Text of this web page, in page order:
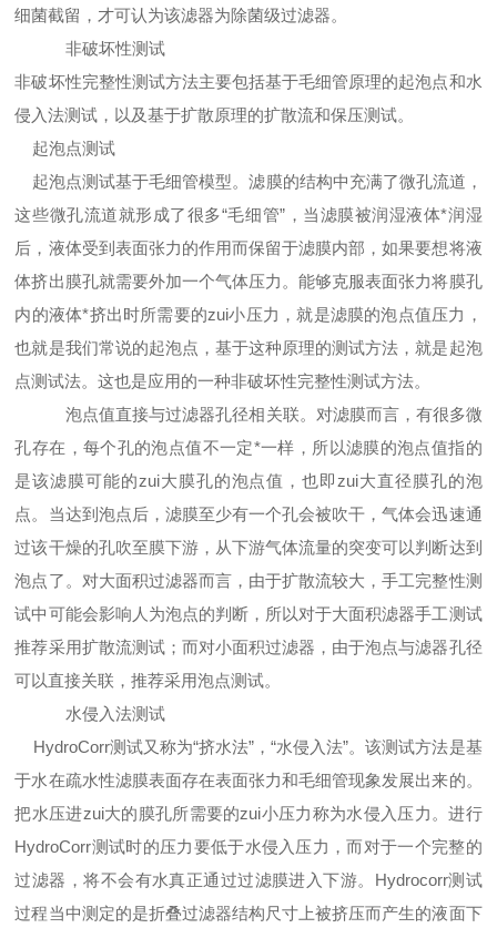
细菌截留，才可认为该滤器为除菌级过滤器。
非破坏性测试
非破坏性完整性测试方法主要包括基于毛细管原理的起泡点和水
侵入法测试，以及基于扩散原理的扩散流和保压测试。
起泡点测试
起泡点测试基于毛细管模型。滤膜的结构中充满了微孔流道，
这些微孔流道就形成了很多“毛细管”，当滤膜被润湿液体*润湿
后，液体受到表面张力的作用而保留于滤膜内部，如果要想将液
体挤出膜孔就需要外加一个气体压力。能够克服表面张力将膜孔
内的液体*挤出时所需要的zui小压力，就是滤膜的泡点值压力，
也就是我们常说的起泡点，基于这种原理的测试方法，就是起泡
点测试法。这也是应用的一种非破坏性完整性测试方法。
泡点值直接与过滤器孔径相关联。对滤膜而言，有很多微
孔存在，每个孔的泡点值不一定*一样，所以滤膜的泡点值指的
是该滤膜可能的zui大膜孔的泡点值，也即zui大直径膜孔的泡
点。当达到泡点后，滤膜至少有一个孔会被吹干，气体会迅速通
过该干燥的孔吹至膜下游，从下游气体流量的突变可以判断达到
泡点了。对大面积过滤器而言，由于扩散流较大，手工完整性测
试中可能会影响人为泡点的判断，所以对于大面积滤器手工测试
推荐采用扩散流测试；而对小面积过滤器，由于泡点与滤器孔径
可以直接关联，推荐采用泡点测试。
水侵入法测试
HydroCorr测试又称为“挤水法”，“水侵入法”。该测试方法是基
于水在疏水性滤膜表面存在表面张力和毛细管现象发展出来的。
把水压进zui大的膜孔所需要的zui小压力称为水侵入压力。进行
HydroCorr测试时的压力要低于水侵入压力，而对于一个完整的
过滤器 ，将不会有水真正通过过滤膜进入下游。Hydrocorr测试
过程当中测定的是折叠过滤器结构尺寸上被挤压而产生的液面下